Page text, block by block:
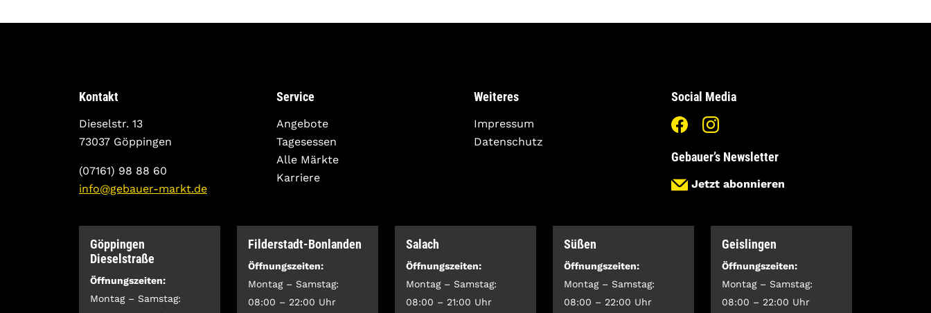
Kontakt
Dieselstr. 13
73037 Göppingen
(07161) 98 88 60
info@gebauer-markt.de
Service
Angebote
Tagesessen
Alle Märkte
Karriere
Weiteres
Impressum
Datenschutz
Social Media
Gebauer’s Newsletter
Jetzt abonnieren
Göppingen
Dieselstraße
Öffnungszeiten:
Montag – Samstag:
Filderstadt-Bonlanden
Öffnungszeiten:
Montag – Samstag:
08:00 – 22:00 Uhr
Salach
Öffnungszeiten:
Montag – Samstag:
08:00 – 21:00 Uhr
Süßen
Öffnungszeiten:
Montag – Samstag:
08:00 – 22:00 Uhr
Geislingen
Öffnungszeiten:
Montag – Samstag:
08:00 – 22:00 Uhr